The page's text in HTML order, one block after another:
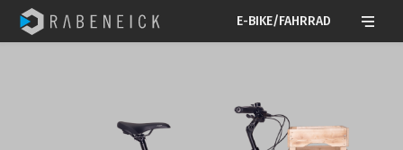
E-BIKE/FAHRRAD